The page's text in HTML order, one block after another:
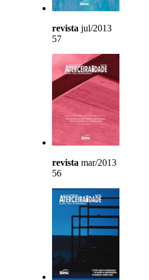
revista jul/2013
57
revista mar/2013
56